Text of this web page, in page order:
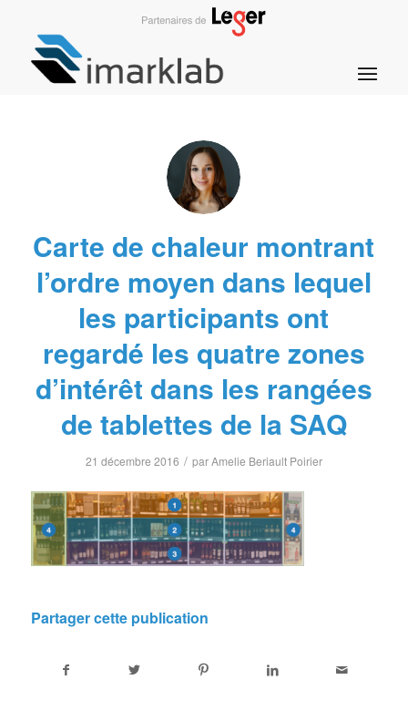
Carte de chaleur montrant
l’ordre moyen dans lequel
les participants ont
regardé les quatre zones
d’intérêt dans les rangées
de tablettes de la SAQ
21 décembre 2016 / parAmelie Beriault Poirier
Partager cette publication